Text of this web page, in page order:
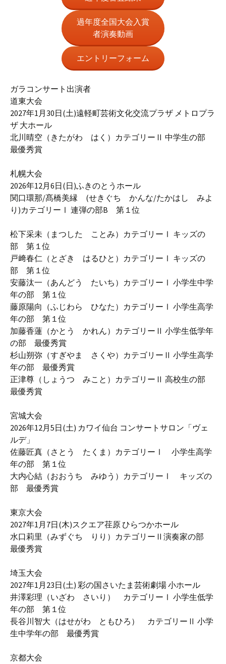
過年度全国大会入賞
者演奏動画
エントリーフォーム
ガラコンサート出演者
道東大会
2027年1月30日(土)遠軽町芸術文化交流プラザ メトロプラ
ザ 大ホール
北川晴空（きたがわ はく）カテゴリーⅡ 中学生の部
最優秀賞
札幌大会
2026年12月6日(日)ふきのとうホール
関口環那/髙橋美縁 (せきぐち かんな/たかはし みよ
り)カテゴリーⅠ 連弾の部B 第１位
松下采未（まつした ことみ）カテゴリーⅠ キッズの
部 第１位
戸﨑春仁（とざき はるひと）カテゴリーⅠ キッズの
部 第１位
安藤汰一（あんどう たいち）カテゴリーⅠ 小学生中学
年の部 第１位
藤原陽向（ふじわら ひなた）カテゴリーⅠ 小学生高学
年の部 第１位
加藤香蓮（かとう かれん）カテゴリーⅡ 小学生低学年
の部 最優秀賞
杉山朔弥（すぎやま さくや）カテゴリーⅡ 小学生高学
年の部 最優秀賞
正津尊（しょうつ みこと）カテゴリーⅡ 高校生の部
最優秀賞
宮城大会
2026年12月5日(土) カワイ仙台 コンサートサロン「ヴェ
ルデ」
佐藤匠真（さとう たくま）カテゴリーⅠ 小学生高学
年の部 第１位
大内心結（おおうち みゆう）カテゴリーⅠ キッズの
部 最優秀賞
東京大会
2027年1月7日(木)スクエア荏原 ひらつかホール
水口莉里（みずぐち りり）カテゴリーⅡ演奏家の部
最優秀賞
埼玉大会
2027年1月23日(土) 彩の国さいたま芸術劇場 小ホール
井澤彩理（いざわ さいり） カテゴリーⅠ 小学生低学
年の部 第１位
長谷川智大（はせがわ ともひろ） カテゴリーⅡ 小学
生中学年の部 最優秀賞
京都大会